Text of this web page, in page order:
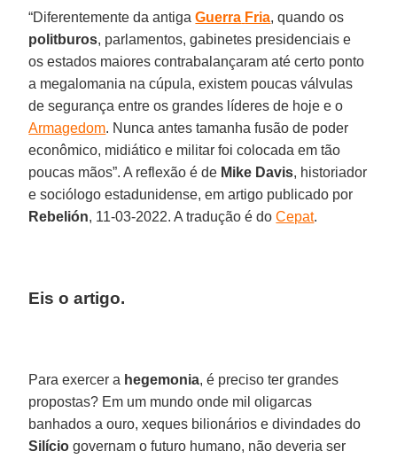
“Diferentemente da antigaGuerra Fria, quando os
politburos, parlamentos, gabinetes presidenciais e
os estados maiores contrabalançaram até certo ponto
a megalomania na cúpula, existem poucas válvulas
de segurança entre os grandes líderes de hoje e o
Armagedom. Nunca antes tamanha fusão de poder
econômico, midiático e militar foi colocada em tão
poucas mãos”. A reflexão é de Mike Davis, historiador
e sociólogo estadunidense, em artigo publicado por
Rebelión, 11-03-2022. A tradução é doCepat.
Eis o artigo.
Para exercer a hegemonia, é preciso ter grandes
propostas? Em um mundo onde mil oligarcas
banhados a ouro, xeques bilionários e divindades do
Silício governam o futuro humano, não deveria ser